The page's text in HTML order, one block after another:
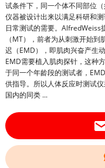
试条件下，同一个体不同部位
仪器被设计出来以满足科研和
日常测试的需要。AlfredWeiss
（MT），前者为从刺激开始
迟（EMD），即肌肉兴奋产生
EMD需要植入肌肉探针，这种
于同一个年龄段的测试者，
供指导。所以人体反应时测试
国内的同类 ...